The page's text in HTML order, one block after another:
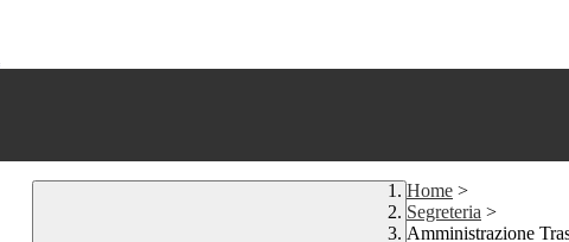
Home >
Segreteria >
Amministrazione